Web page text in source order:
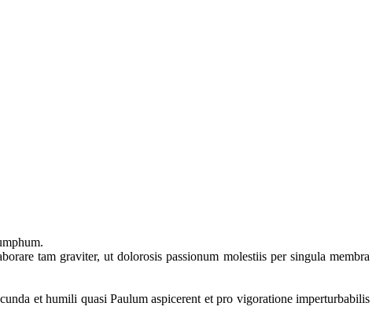
tam graviter, ut dolorosis passionum molestiis per singula membra
et humili quasi Paulum aspicerent et pro vigoratione imperturbabilis